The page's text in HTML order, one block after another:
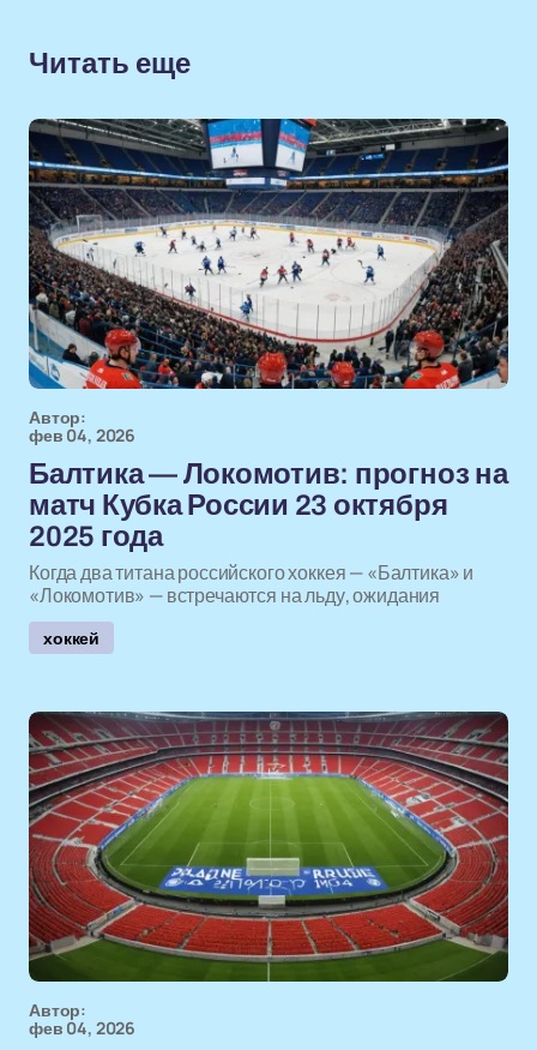
Читать еще
Автор:
фев 04, 2026
Балтика — Локомотив: прогноз на
матч Кубка России 23 октября
2025 года
Когда два титана российского хоккея — «Балтика» и
«Локомотив» — встречаются на льду, ожидания
хоккей
Автор:
фев 04, 2026